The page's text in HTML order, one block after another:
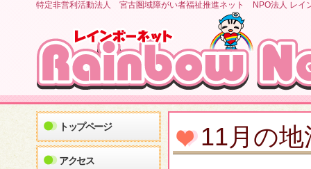
特定非営利活動法人 宮古圏域障がい者福祉推進ネット NPO法人 レイ
トップページ
アクセス
11月の